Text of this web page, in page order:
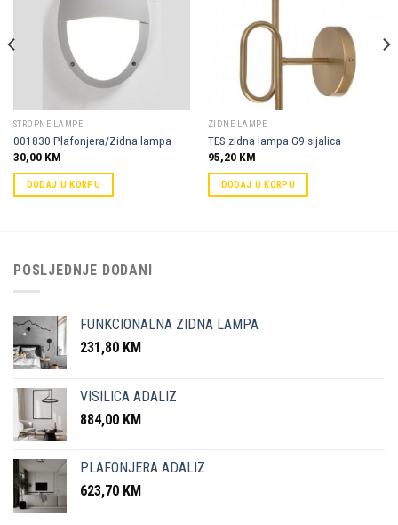
omiljene
STROPNE LAMPE
001830 Plafonjera/Zidna lampa
30,00 KM
DODAJ U KORPU
ZIDNE LAMPE
TES zidna lampa G9 sijalica
95,20 KM
DODAJ U KORPU
POSLJEDNJE DODANI
FUNKCIONALNA ZIDNA LAMPA
231,80 KM
VISILICA ADALIZ
884,00 KM
PLAFONJERA ADALIZ
623,70 KM